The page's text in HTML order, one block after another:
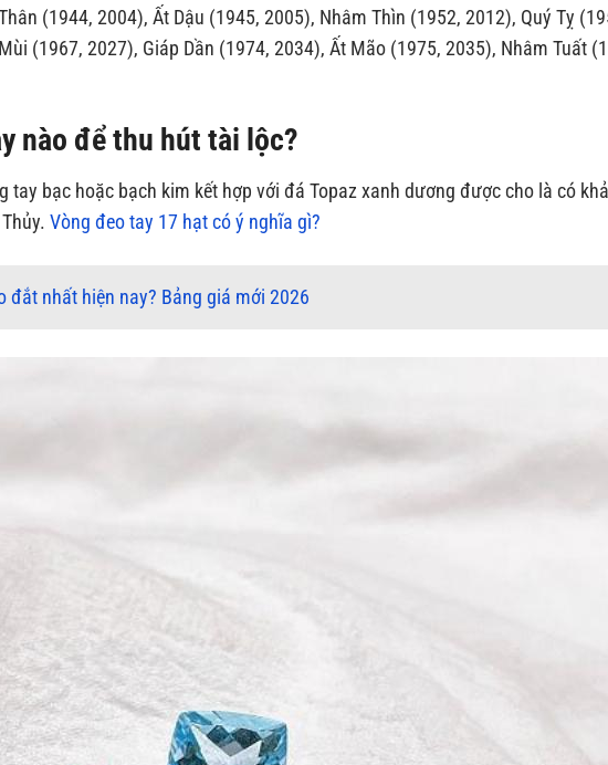
(1944, 2004), Ất Dậu (1945, 2005), Nhâm Thìn (1952, 2012), Quý Tỵ
(1967, 2027), Giáp Dần (1974, 2034), Ất Mão (1975, 2035), Nhâm Tuất
nào để thu hút tài lộc?
tay bạc hoặc bạch kim kết hợp với đá Topaz xanh dương được cho là có
Thủy.Vòng đeo tay 17 hạt có ý nghĩa gì?
đắt nhất hiện nay? Bảng giá mới 2026